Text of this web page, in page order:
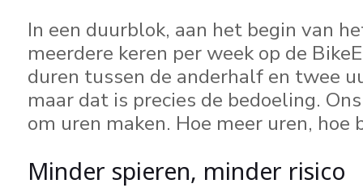
In een duurblok, aan het begin van
meerdere keren per week op de
duren tussen de anderhalf en twee
maar dat is precies de bedoeling.
om uren maken. Hoe meer uren, hoe
Minder spieren, minder risico